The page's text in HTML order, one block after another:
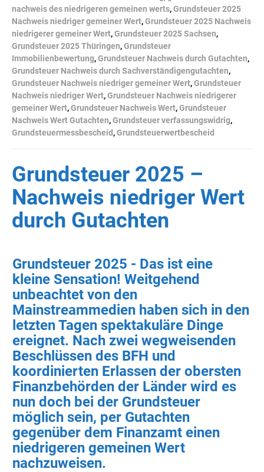
nachweis des niedrigeren gemeinen werts,Grundsteuer 2025
Nachweis niedriger gemeiner Wert,Grundsteuer 2025 Nachweis
niedrigerer gemeiner Wert,Grundsteuer 2025 Sachsen,
Grundsteuer 2025 Thüringen,Grundsteuer
Immobilienbewertung,Grundsteuer Nachweis durch Gutachten,
Grundsteuer Nachweis durch Sachverständigengutachten,
Grundsteuer Nachweis niedriger gemeiner Wert,Grundsteuer
Nachweis niedriger Wert,Grundsteuer Nachweis niedrigerer
gemeiner Wert,Grundsteuer Nachweis Wert,Grundsteuer
Nachweis Wert Gutachten,Grundsteuer verfassungswidrig,
Grundsteuermessbescheid ,Grundsteuerwertbescheid
Grundsteuer 2025 –
Nachweis niedriger Wert
durch Gutachten
Grundsteuer 2025 - Das ist eine
kleine Sensation! Weitgehend
unbeachtet von den
Mainstreammedien haben sich in den
letzten Tagen spektakuläre Dinge
ereignet. Nach zwei wegweisenden
Beschlüssen des BFH und
koordinierten Erlassen der obersten
Finanzbehörden der Länder wird es
nun doch bei der Grundsteuer
möglich sein, per Gutachten
gegenüber dem Finanzamt einen
niedrigeren gemeinen Wert
nachzuweisen.